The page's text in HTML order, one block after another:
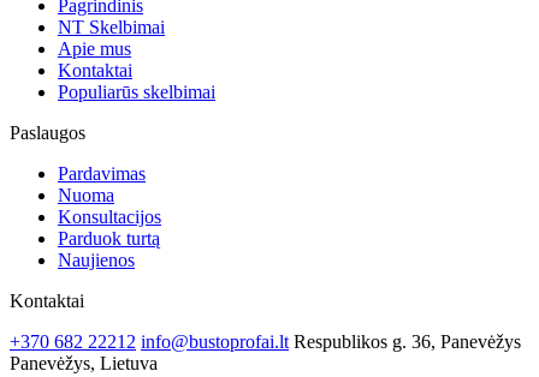
Pagrindinis
NT Skelbimai
Apie mus
Kontaktai
Populiarūs skelbimai
Paslaugos
Pardavimas
Nuoma
Konsultacijos
Parduok turtą
Naujienos
Kontaktai
+370 682 22212 info@bustoprofai.lt Respublikos g. 36, Panevėžys
Panevėžys, Lietuva